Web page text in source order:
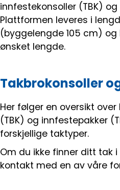
innfestekonsoller (TBK)
Plattformen leveres i
(byggelengde 105 cm)
ønsket lengde.
Takbrokonsoller
Her følger en oversikt
(TBK) og innfestepakker
forskjellige taktyper.
Om du ikke finner ditt tak
kontakt med en av våre
Ventilasjon
Bildegalleri
Kunngjøringer!